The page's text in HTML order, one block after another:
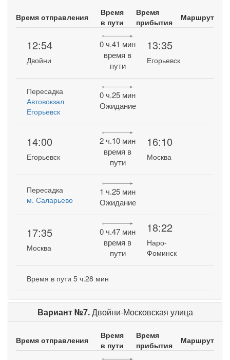
Время отправления
Время
в пути
Время
прибытия
Маршрут
12:54
Двойни
0 ч.41 мин
время в
пути
13:35
Егорьевск
Пересадка
Автовокзал
Егорьевск
0 ч.25 мин
Ожидание
14:00
Егорьевск
2 ч.10 мин
время в
пути
16:10
Москва
Пересадка
м. Саларьево
1 ч.25 мин
Ожидание
17:35
Москва
0 ч.47 мин
время в
пути
18:22
Наро-
Фоминск
Время в пути 5 ч.28 мин
Вариант №7.Двойни-Московская улица
Время отправления
Время
в пути
Время
прибытия
Маршрут